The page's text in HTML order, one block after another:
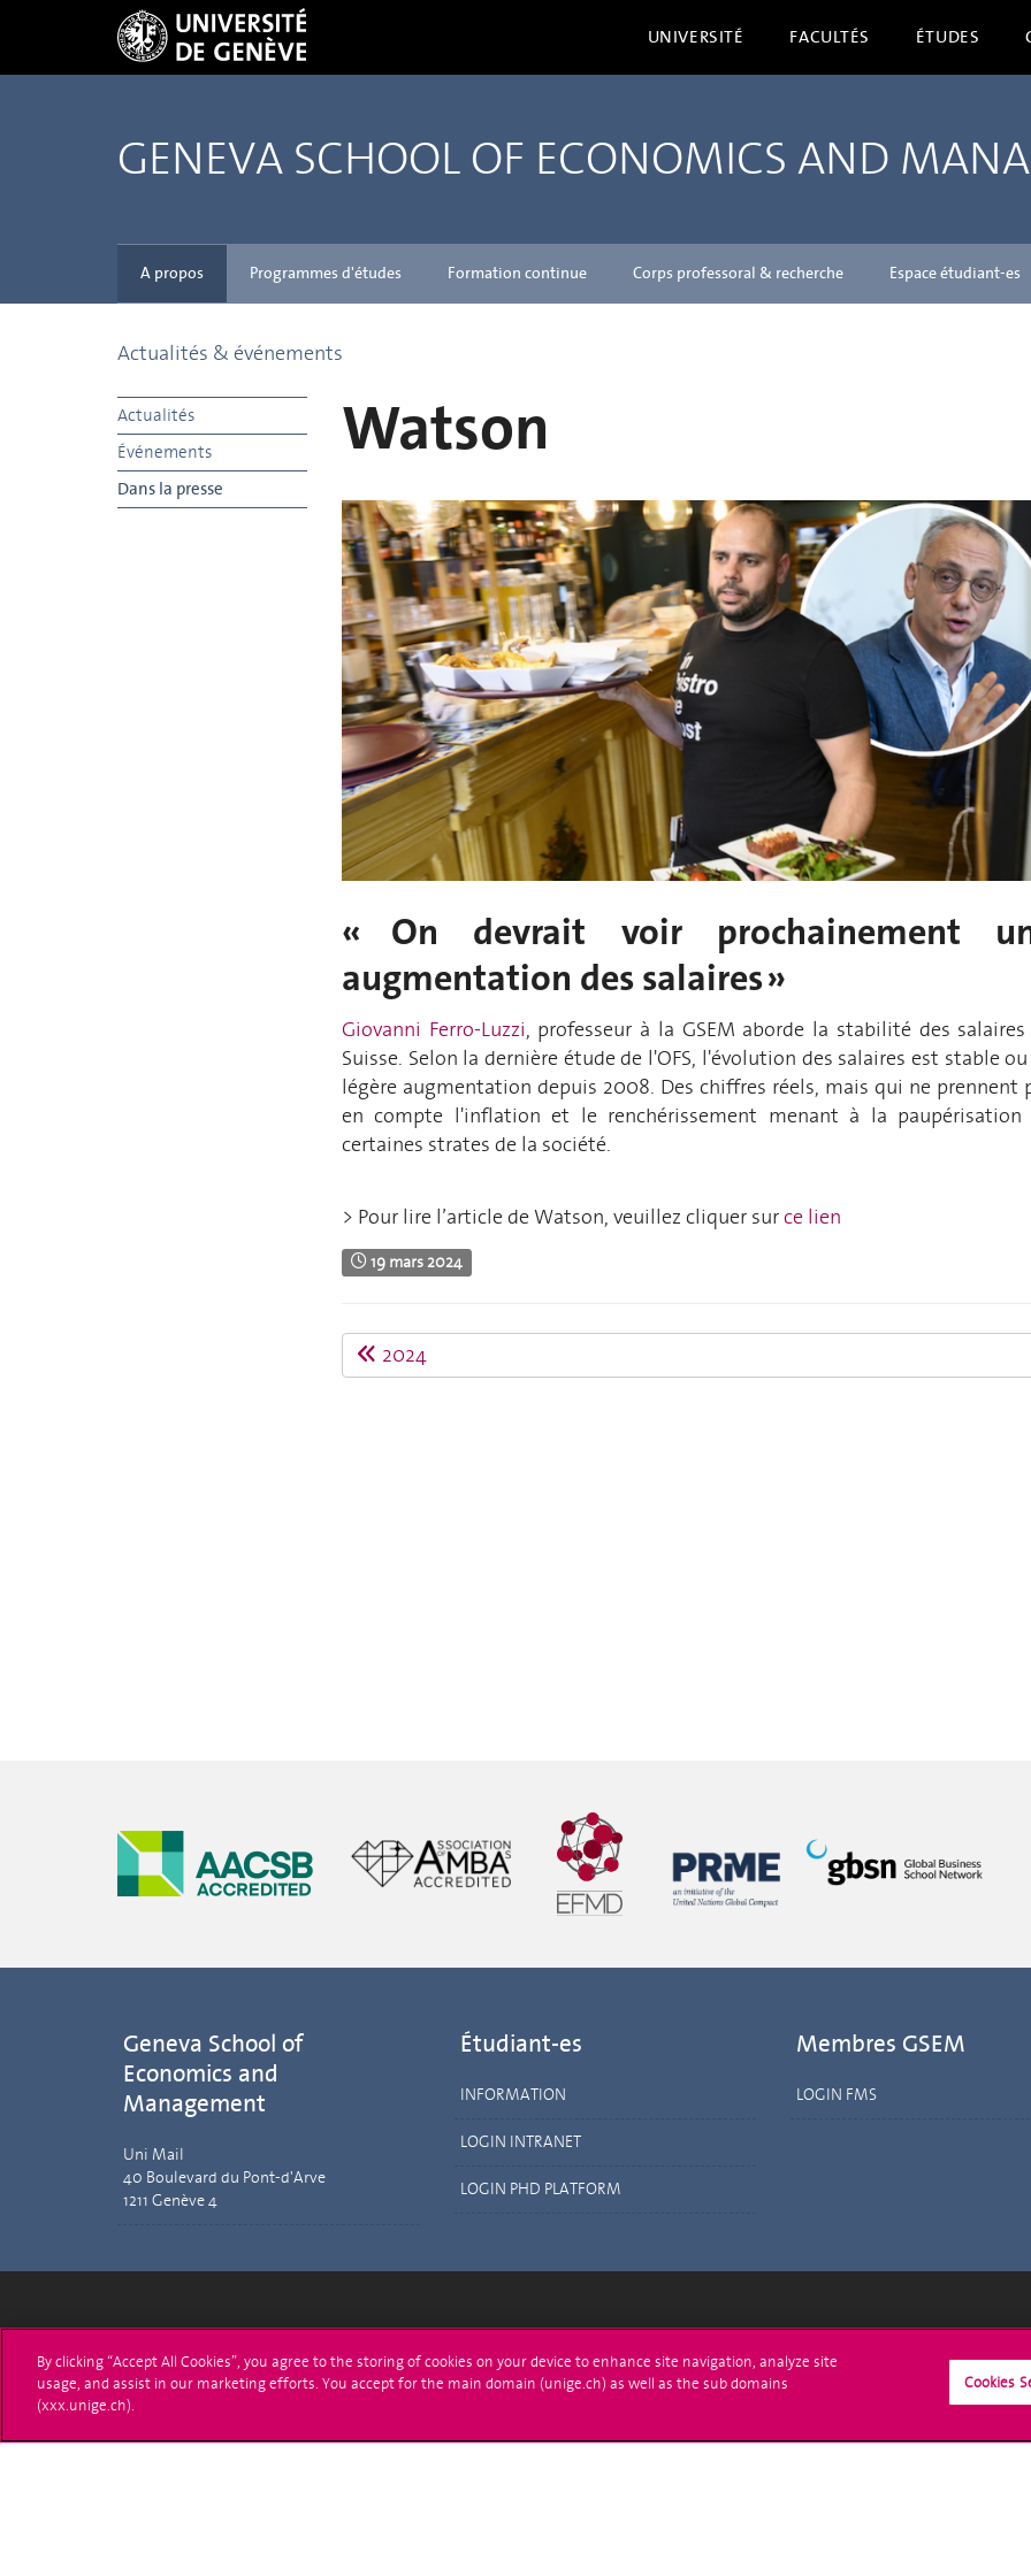
UNIVERSITÉ FACULTÉS ÉTUDES
GENEVA SCHOOL OF ECONOMICS AND
A propos Programmes d'études Formation continue Corps professoral & recherche Espace étudiant-es
Actualités & événements
Actualités
Événements
Dans la presse
Watson
« On devrait voir prochainement
augmentation dessalaires »
Giovanni Ferro-Luzzi, professeur à la GSEM aborde la stabilité des salaires
Suisse. Selon la dernière étude de l'OFS, l'évolution des salaires est stable
légère augmentation depuis 2008. Des chiffres réels, mais qui ne prennent
en compte l'inflation et le renchérissement menant à la paupérisation
certaines strates de la société.
> Pour lire l’article de Watson, veuillez cliquer surce lien
19 mars 2024
2024
Geneva School of
Economics and
Management
Uni Mail
40 Boulevard du Pont-d'Arve
1211 Genève 4
Étudiant-es
INFORMATION
LOGIN INTRANET
LOGIN PHD PLATFORM
Membres GSEM
LOGIN FMS
24 rue du Général-Dufour
1211 Genève 4
T. +41 (0)22 379 71 11
Immatriculations
Démarches administratives Médias
By clicking “Accept All Cookies”, you agree to the storing of cookies on your device to enhance site navigation, analyze site
usage, and assist in our marketing efforts. You accept for the main domain (unige.ch) as well as the sub domains
(xxx.unige.ch).
Cookies